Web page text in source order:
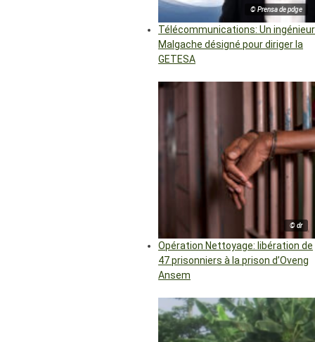
© Prensa de pdge
Télécommunications: Un ingénieur
Malgache désigné pour diriger la
GETESA
© dr
Opération Nettoyage: libération de
47 prisonniers à la prison d’Oveng
Ansem